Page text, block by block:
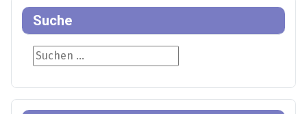
Suche
Suche